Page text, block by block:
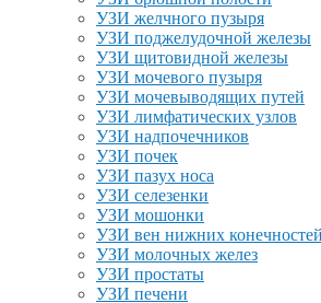
УЗИ желчного пузыря
УЗИ поджелудочной железы
УЗИ щитовидной железы
УЗИ мочевого пузыря
УЗИ мочевыводящих путей
УЗИ лимфатических узлов
УЗИ надпочечников
УЗИ почек
УЗИ пазух носа
УЗИ селезенки
УЗИ мошонки
УЗИ вен нижних конечностей
УЗИ молочных желез
УЗИ простаты
УЗИ печени